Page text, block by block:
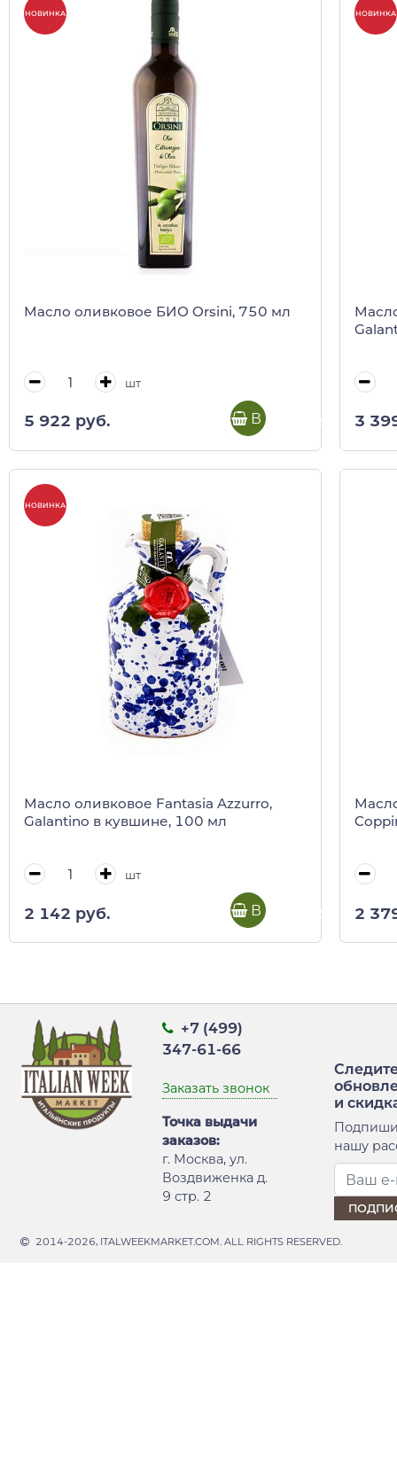
НОВИНКА
Масло оливковое БИО Orsini, 750 мл
шт
5 922 руб. В корзину
НОВИНКА
3
НОВИНКА
Масло оливковое Fantasia Azzurro,
Galantino в кувшине, 100 мл
шт
2 142 руб. В корзину 2
+7 (499)
347-61-66
Заказать звонок
Точка выдачи
заказов:
г. Москва, ул.
Воздвиженка д.
9 стр. 2
и
нашу
2014-2026, ITALWEEKMARKET.COM. ALL RIGHTS RESERVED.